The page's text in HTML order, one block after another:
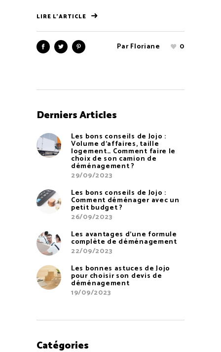
LIRE L'ARTICLE
ParFloriane 0
Derniers Articles
Les bons conseils de Jojo :
Volume d’affaires, taille
logement… Comment faire le
choix de son camion de
déménagement ?
29/09/2023
Les bons conseils de Jojo :
Comment déménager avec un
petit budget ?
26/09/2023
Les avantages d’une formule
complète de déménagement
22/09/2023
Les bonnes astuces de Jojo
pour choisir son devis de
déménagement
19/09/2023
Catégories